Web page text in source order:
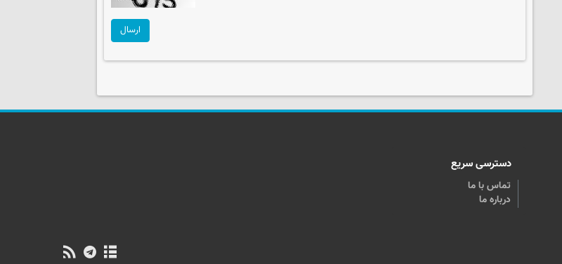
ارسال
دسترسی سریع
تماس با ما
درباره ما